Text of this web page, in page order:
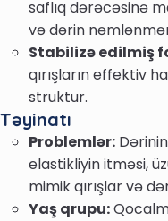
saflıq dərəcəsinə
və dərin
Stabilizə edilmiş
qırışların effektiv
struktur.
Təyinatı
Problemlər:
elastikliyin itməsi,
mimik qırışlar və
Yaş qrupu: